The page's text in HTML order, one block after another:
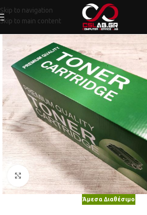
Skip to navigation
Skip to main content
Κλικ για μεγέθυνση
Άμεσα Διαθέσιμο